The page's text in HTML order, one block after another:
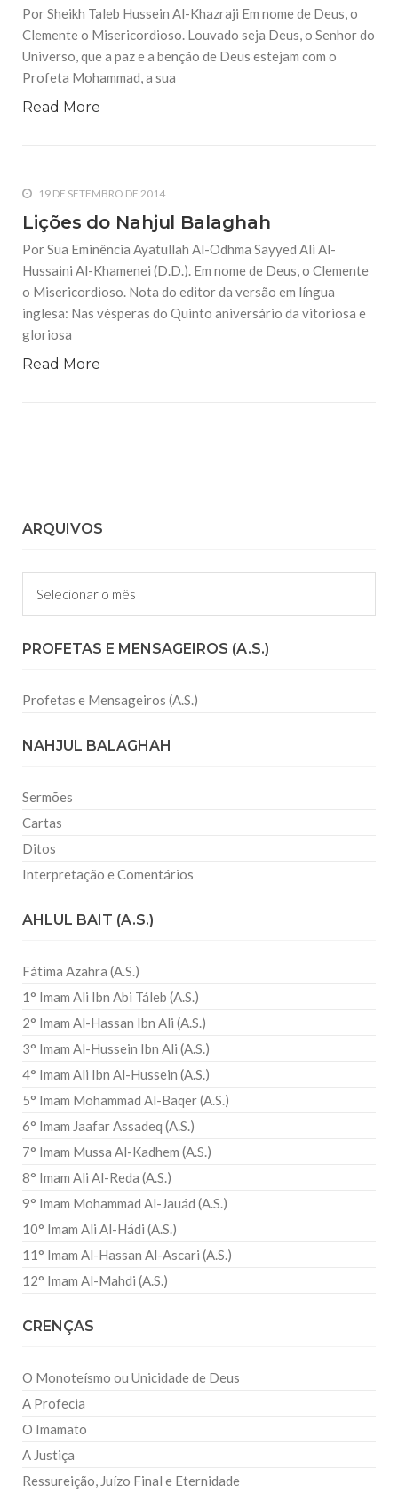
Universo, que a paz e a benção de Deus estejam com o
Profeta Mohammad, a sua
Por Sheikh Taleb Hussein Al-Khazraji Em nome de Deus, o
Clemente o Misericordioso. Louvado seja Deus, o Senhor do
Universo, que a paz e a benção de Deus estejam com o
Profeta Mohammad, a sua
Read More
19 DE SETEMBRO DE 2014
Lições do Nahjul Balaghah
Por Sua Eminência Ayatullah Al-Odhma Sayyed Ali Al-
Hussaini Al-Khamenei (D.D.). Em nome de Deus, o Clemente
o Misericordioso. Nota do editor da versão em língua
inglesa: Nas vésperas do Quinto aniversário da vitoriosa e
gloriosa
Read More
ARQUIVOS
Arquivos
PROFETAS E MENSAGEIROS (A.S.)
Profetas e Mensageiros (A.S.)
NAHJUL BALAGHAH
Sermões
Cartas
Ditos
Interpretação e Comentários
AHLUL BAIT (A.S.)
Fátima Azahra (A.S.)
1° Imam Ali Ibn Abi Táleb (A.S.)
2° Imam Al-Hassan Ibn Ali (A.S.)
3° Imam Al-Hussein Ibn Ali (A.S.)
4° Imam Ali Ibn Al-Hussein (A.S.)
5° Imam Mohammad Al-Baqer (A.S.)
6° Imam Jaafar Assadeq (A.S.)
7° Imam Mussa Al-Kadhem (A.S.)
8° Imam Ali Al-Reda (A.S.)
9° Imam Mohammad Al-Jauád (A.S.)
10° Imam Ali Al-Hádi (A.S.)
11° Imam Al-Hassan Al-Ascari (A.S.)
12° Imam Al-Mahdi (A.S.)
CRENÇAS
O Monoteísmo ou Unicidade de Deus
A Profecia
O Imamato
A Justiça
Ressureição, Juízo Final e Eternidade